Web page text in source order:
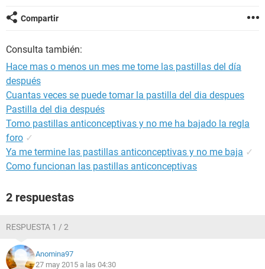
Compartir
Consulta también:
Hace mas o menos un mes me tome las pastillas del día
después
Cuantas veces se puede tomar la pastilla del dia despues
Pastilla del dia después
Tomo pastillas anticonceptivas y no me ha bajado la regla
foro ✓
Ya me termine las pastillas anticonceptivas y no me baja ✓
Como funcionan las pastillas anticonceptivas
2 respuestas
RESPUESTA 1 / 2
Anomina97
27 may 2015 a las 04:30